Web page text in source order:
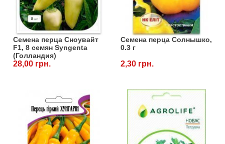
Семена перца Сноувайт
F1, 8 семян Syngenta
(Голландия)
28,00 грн.
Семена перца Солнышко,
0.3 г
2,30 грн.